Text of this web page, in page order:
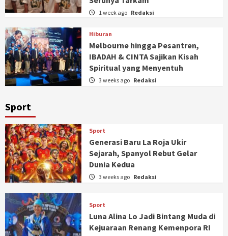
1 week ago Redaksi
Hiburan
Melbourne hingga Pesantren,
IBADAH & CINTA Sajikan Kisah
Spiritual yang Menyentuh
3 weeks ago Redaksi
Sport
Sport
Generasi Baru La Roja Ukir
Sejarah, Spanyol Rebut Gelar
Dunia Kedua
3 weeks ago Redaksi
Sport
Luna Alina Lo Jadi Bintang Muda di
Kejuaraan Renang Kemenpora RI